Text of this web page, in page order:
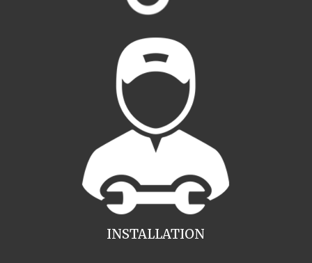
INSTALLATION